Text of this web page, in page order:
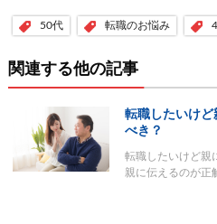
50代 転職のお悩み
関連する他の記事
転職したいけ
べき？
転職したいけど親
親に伝えるのが正